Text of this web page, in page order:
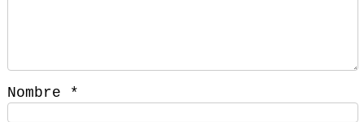
Nombre *